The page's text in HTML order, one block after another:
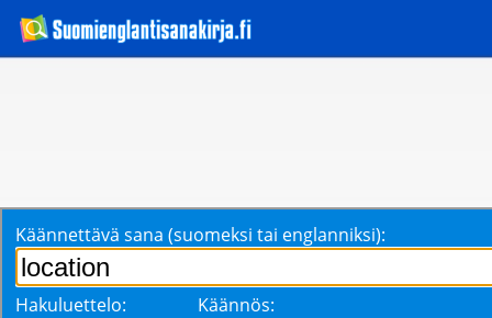
Käännettävä sana (suomeksi tai englanniksi):
Hakuluettelo: Käännös: